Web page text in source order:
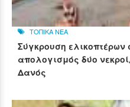
ΤΟΠΙΚΑ ΝΕΑ
Σύγκρουση ελικοπτέρων
απολογισμός δύο
Δανός